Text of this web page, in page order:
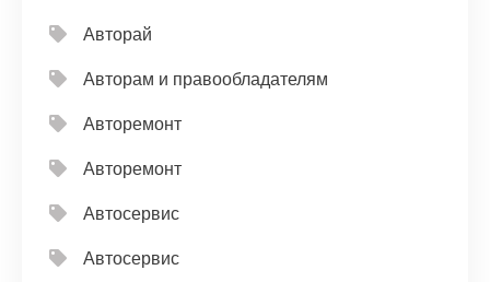
Авторай
Авторам и правообладателям
Авторемонт
Авторемонт
Автосервис
Автосервис